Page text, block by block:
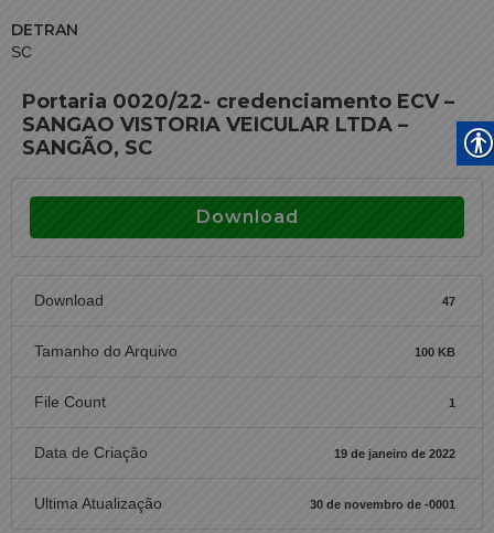
DETRAN
SC
Portaria 0020/22- credenciamento ECV –
SANGAO VISTORIA VEICULAR LTDA –
SANGÃO, SC
Download
Download 47
Tamanho do Arquivo 100 KB
File Count 1
Data de Criação 19 de janeiro de 2022
Ultima Atualização 30 de novembro de -0001